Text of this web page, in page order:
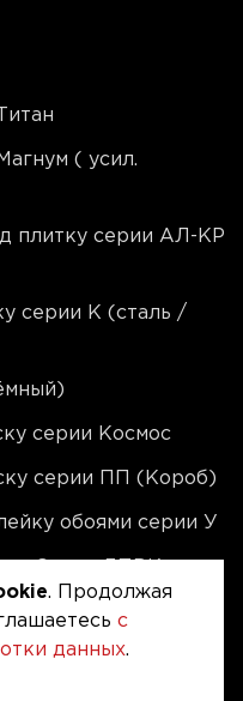
( усил.
плитку серии АЛ-КР
серии K (сталь /
серии Космос
серии ПП (Короб)
обоями серии У
(сталь / присоска)
. Продолжая
с
данных.